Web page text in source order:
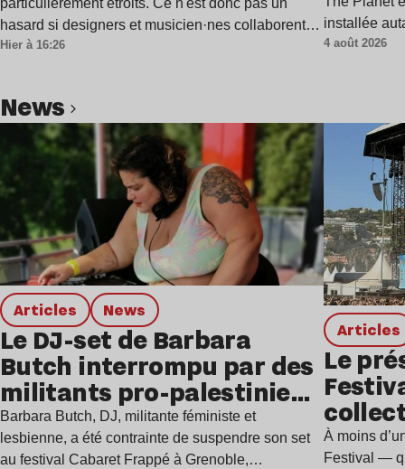
hasard si designers et musicien·nes collaborent…
Hier à 16:26
installée
4 août 2026
news
Articles news
Le DJ-set de Barbara
Butch interrompu par des
militants pro-palestiniens
à Grenoble
Barbara Butch, DJ, militante féministe et
lesbienne, a été contrainte de suspendre son set
au festival Cabaret Frappé à Grenoble,…
Articles
Le
À moins
Festival —
Lire l’article